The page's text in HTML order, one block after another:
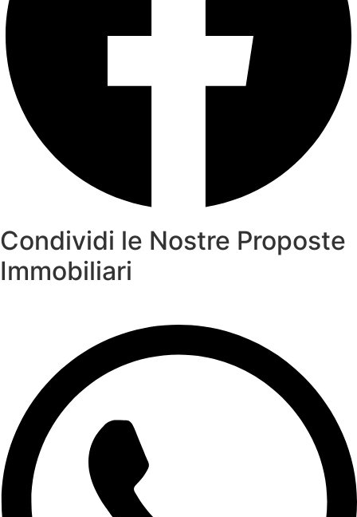
Condividi le Nostre Proposte
Immobiliari